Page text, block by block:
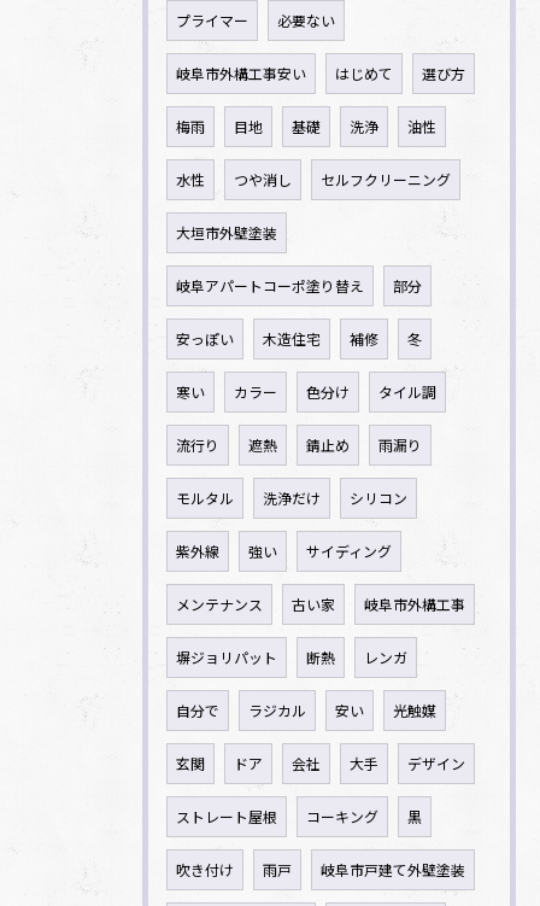
プライマー 必要ない
岐阜市外構工事安い はじめて 選び方
梅雨 目地 基礎 洗浄 油性
水性 つや消し セルフクリーニング
大垣市外壁塗装
岐阜アパートコーポ塗り替え 部分
安っぽい 木造住宅 補修 冬
寒い カラー 色分け タイル調
流行り 遮熱 錆止め 雨漏り
モルタル 洗浄だけ シリコン
紫外線 強い サイディング
メンテナンス 古い家 岐阜市外構工事
塀ジョリパット 断熱 レンガ
自分で ラジカル 安い 光触媒
玄関 ドア 会社 大手 デザイン
ストレート屋根 コーキング 黒
吹き付け 雨戸 岐阜市戸建て外壁塗装